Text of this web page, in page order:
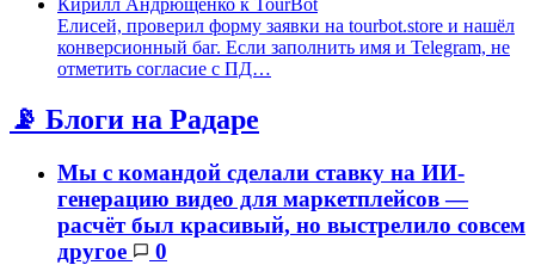
Кирилл Андрющенко к TourBot
Елисей, проверил форму заявки на tourbot.store и нашёл
конверсионный баг. Если заполнить имя и Telegram, не
отметить согласие с ПД…
📡 Блоги на Радаре
Мы с командой сделали ставку на ИИ-
генерацию видео для маркетплейсов —
расчёт был красивый, но выстрелило совсем
другое
0